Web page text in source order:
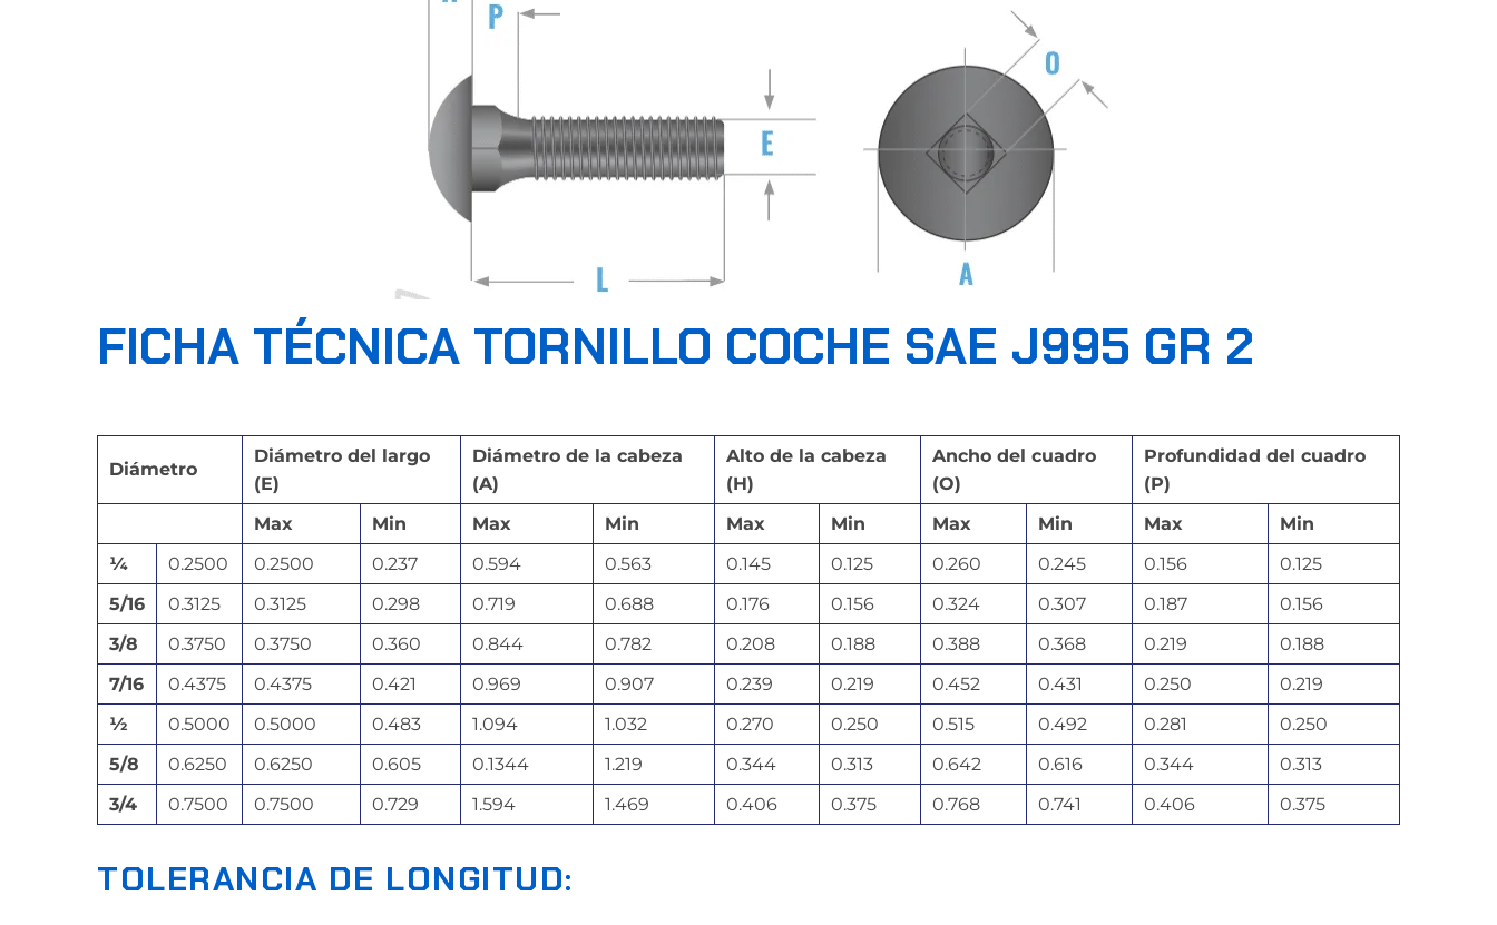
FICHA TÉCNICA TORNILLO COCHE SAE J995 GR 2
Diámetro
Diámetro del largo
(E)
Diámetro de la cabeza
(A)
Alto de la cabeza
(H)
Ancho del cuadro
(O)
Profundidad del cuadro
(P)
Max
Min Max Min Max Min Max Min Max
Min
¼
0.2500 0.2500 0.237 0.594 0.563 0.145 0.125 0.260 0.245 0.156
0.125
5/16
0.3125 0.3125 0.298 0.719 0.688 0.176 0.156 0.324 0.307 0.187
0.156
3/8
0.3750 0.3750 0.360 0.844 0.782 0.208 0.188 0.388 0.368 0.219
0.188
7/16
0.4375 0.4375 0.421 0.969 0.907 0.239 0.219 0.452 0.431 0.250
0.219
½
0.5000 0.5000 0.483 1.094 1.032 0.270 0.250 0.515 0.492 0.281
0.250
5/8
0.6250 0.6250 0.605 0.1344 1.219 0.344 0.313 0.642 0.616 0.344
0.313
3/4
0.7500 0.7500 0.729 1.594 1.469 0.406 0.375 0.768 0.741 0.406 0.375
TOLERANCIA DE LONGITUD: